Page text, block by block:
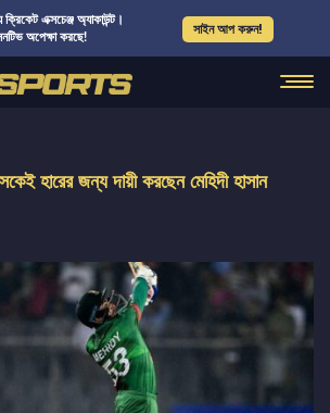
এক্সচেঞ্জ অ্যাকাউন্ট।
অপেক্ষা করছে!
সাইন আপ করুন!
হারের জন্য দায়ী করছেন মেহিদী হাসান